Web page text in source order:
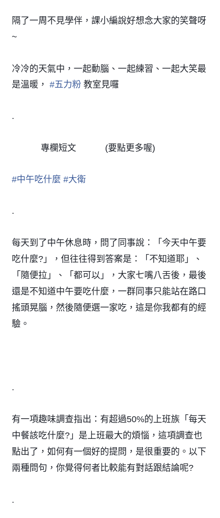
隔了一周不見學伴，課小編說好想念大家的笑聲呀
~
冷冷的天氣中，一起動腦、一起練習、一起大笑最
是溫暖， #五力粉 教室見囉
.
專欄短文 🖋(要點更多喔)
#中午吃什麼 #大衛
.
每天到了中午休息時，問了同事說：「今天中午要
吃什麼?」，但往往得到答案是：「不知道耶」、
「隨便拉」、「都可以」，大家七嘴八舌後，最後
還是不知道中午要吃什麼，一群同事只能站在路口
搖頭晃腦，然後隨便選一家吃，這是你我都有的經
驗。
.
有一項趣味調查指出：有超過50%的上班族「每天
中餐該吃什麼?」是上班最大的煩惱，這項調查也
點出了，如何有一個好的提問，是很重要的。以下
兩種問句，你覺得何者比較能有對話跟結論呢?
.